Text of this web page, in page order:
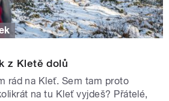
z Kletě dolů
rád na Kleť. Sem tam proto
na tu Kleť vyjdeš? Přátelé,